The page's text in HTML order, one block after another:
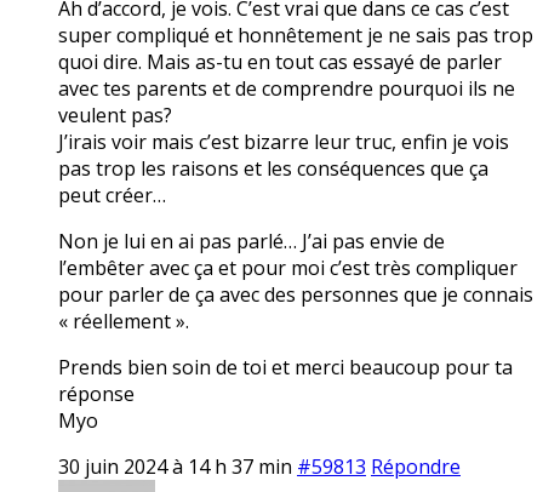
Ah d’accord, je vois. C’est vrai que dans ce cas c’est
super compliqué et honnêtement je ne sais pas trop
quoi dire. Mais as-tu en tout cas essayé de parler
avec tes parents et de comprendre pourquoi ils ne
veulent pas?
J’irais voir mais c’est bizarre leur truc, enfin je vois
pas trop les raisons et les conséquences que ça
peut créer…
Non je lui en ai pas parlé… J’ai pas envie de
l’embêter avec ça et pour moi c’est très compliquer
pour parler de ça avec des personnes que je connais
« réellement ».
Prends bien soin de toi et merci beaucoup pour ta
réponse
Myo
30 juin 2024 à 14 h 37 min #59813 Répondre